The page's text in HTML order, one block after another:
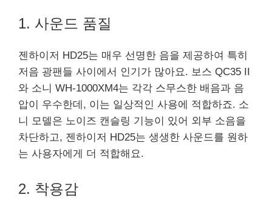
1. 사운드 품질
젠하이저 HD25는 매우 선명한 음을 제공하여 특히
저음 광팬들 사이에서 인기가 많아요. 보스 QC35 II
와 소니 WH-1000XM4는 각각 스무스한 배음과 음
압이 우수한데, 이는 일상적인 사용에 적합하죠. 소
니 모델은 노이즈 캔슬링 기능이 있어 외부 소음을
차단하고, 젠하이저 HD25는 생생한 사운드를 원하
는 사용자에게 더 적합해요.
2. 착용감